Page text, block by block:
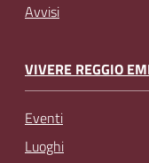
Avvisi
VIVERE REGGIO
Eventi
Luoghi